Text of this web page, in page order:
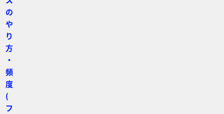
の
や
り
方
・
頻
度
(
フ